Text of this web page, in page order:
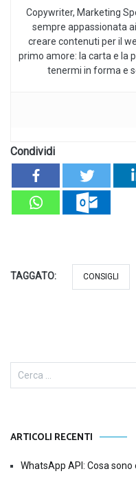
Copywriter, Marketing
sempre appassionata
creare contenuti per il
primo amore: la carta e la
tenermi in forma e
Condividi
TAGGATO: CONSIGLI
per:
ARTICOLI RECENTI
WhatsApp API: Cosa